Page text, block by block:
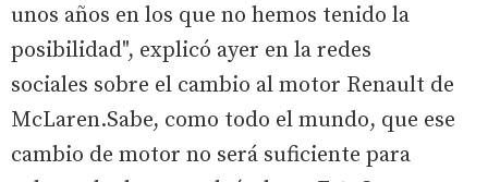
unos años en los que no hemos tenido la
posibilidad", explicó ayer en la redes
sociales sobre el cambio al motor Renault de
McLaren.Sabe, como todo el mundo, que ese
cambio de motor no será suficiente para